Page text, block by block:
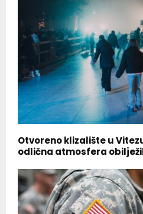
Otvoreno klizalište u
odlična atmosfera